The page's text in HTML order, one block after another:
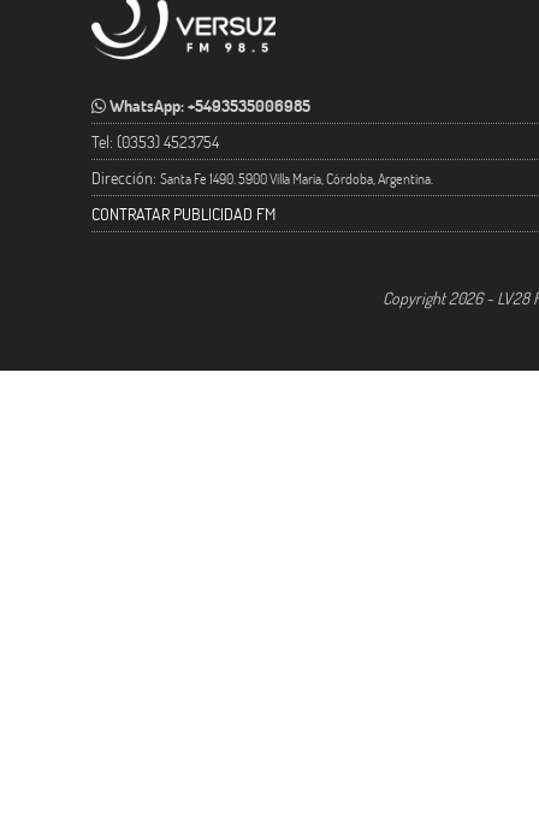
WhatsApp: +5493535006985
Tel: (0353) 4523754
Dirección: Santa Fe 1490. 5900 Villa María, Córdoba, Argentina.
CONTRATAR PUBLICIDAD FM
Copyright 2026 - LV28